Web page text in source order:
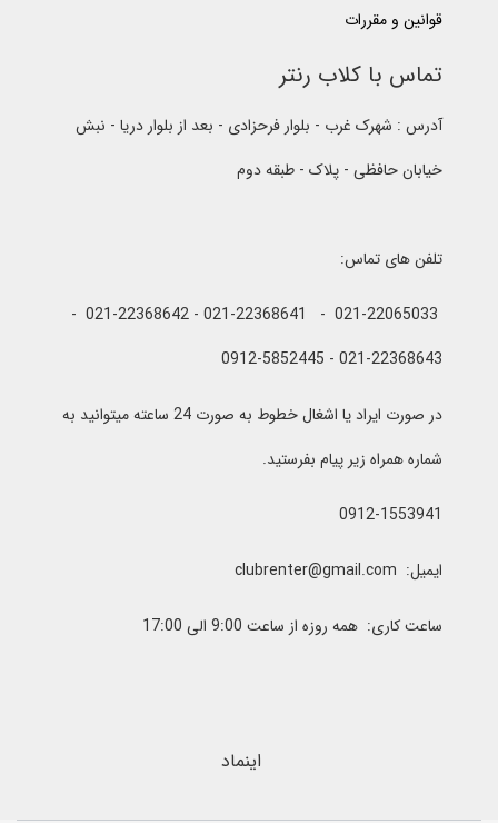
قوانین و مقررات
تماس با کلاب رنتر
آدرس : شهرک غرب - بلوار فرحزادی - بعد از بلوار دریا - نبش
خیابان حافظی - پلاک - طبقه دوم
تلفن های تماس:
021-22065033 - 021-22368641 - 021-22368642 -
021-22368643 - 0912-5852445
در صورت ایراد یا اشغال خطوط به صورت 24 ساعته میتوانید به
شماره همراه زیر پیام بفرستید.
0912-1553941
ایمیل: clubrenter@gmail.com
ساعت کاری: همه روزه از ساعت 9:00 الی 17:00
اینماد